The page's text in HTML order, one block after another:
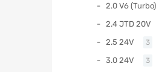
2.0 V6 (Turbo)
2.4 JTD 20V
2.5 24V 3
3.0 24V 3